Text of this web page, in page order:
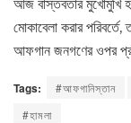
মোকাবেলা করার
আফগান জনগণের ওপর
Tags: #আফগানিস্তান
#হামলা